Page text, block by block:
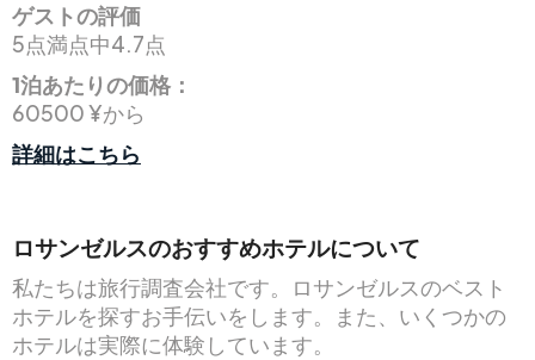
ゲストの評価
5点満点中4.7点
1泊あたりの価格：
60500 ¥から
詳細はこちら
ロサンゼルスのおすすめホテルについて
私たちは旅行調査会社です。ロサンゼルスのベスト
ホテルを探すお手伝いをします。また、いくつかの
ホテルは実際に体験しています。